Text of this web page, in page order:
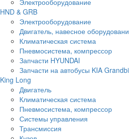
Электрооборудование
HND & GRB
Электрооборудование
Двигатель, навесное
Климатическая система
Пневмосистема, компрессор
Запчасти HYUNDAI
Запчасти на автобусы KIA
King Long
Двигатель
Климатическая система
Пневмосистема, компрессор
Системы управления
Трансмиссия